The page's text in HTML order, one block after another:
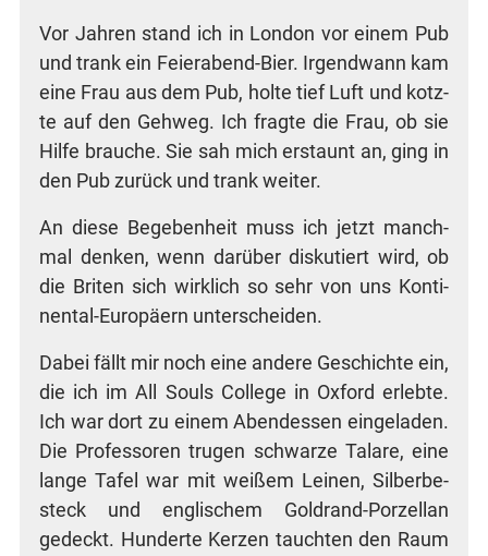
Vor Jah­ren stand ich in Lon­don vor einem Pub
und trank ein Fei­er­abend-Bier. Irgend­wann kam
eine Frau aus dem Pub, hol­te tief Luft und kotz­
te auf den Geh­weg. Ich frag­te die Frau, ob sie
Hil­fe brau­che. Sie sah mich erstaunt an, ging in
den Pub zurück und trank weiter.
An die­se Bege­ben­heit muss ich jetzt manch­
mal den­ken, wenn dar­über dis­ku­tiert wird, ob
die Bri­ten sich wirk­lich so sehr von uns Kon­ti­
nen­tal-Euro­pä­ern unterscheiden.
Dabei fällt mir noch eine ande­re Geschich­te ein,
die ich im All Souls Col­lege in Oxford erleb­te.
Ich war dort zu einem Abend­essen ein­ge­la­den.
Die Pro­fes­so­ren tru­gen schwar­ze Tala­re, eine
lan­ge Tafel war mit wei­ßem Lei­nen, Sil­ber­be­
steck und eng­li­schem Gold­rand-Por­zel­lan
gedeckt. Hun­der­te Ker­zen tauch­ten den Raum